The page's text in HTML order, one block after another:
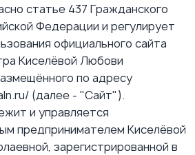
статье 437 Гражданского
Федерации и регулирует
официального сайта
Киселёвой Любови
по адресу
(далее - "Сайт").
и управляется
предпринимателем Киселёвой
зарегистрированной в